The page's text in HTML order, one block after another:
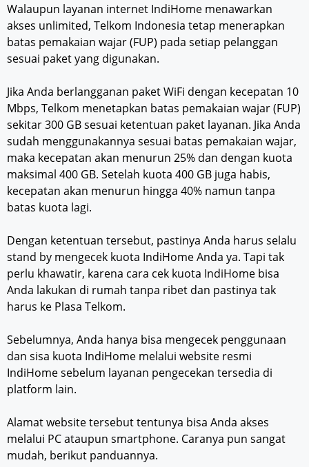
Walaupun layanan internet IndiHome menawarkan
akses unlimited, Telkom Indonesia tetap menerapkan
batas pemakaian wajar (FUP) pada setiap pelanggan
sesuai paket yang digunakan.
Jika Anda berlangganan paket WiFi dengan kecepatan 10
Mbps, Telkom menetapkan batas pemakaian wajar (FUP)
sekitar 300 GB sesuai ketentuan paket layanan. Jika Anda
sudah menggunakannya sesuai batas pemakaian wajar,
maka kecepatan akan menurun 25% dan dengan kuota
maksimal 400 GB. Setelah kuota 400 GB juga habis,
kecepatan akan menurun hingga 40% namun tanpa
batas kuota lagi.
Dengan ketentuan tersebut, pastinya Anda harus selalu
stand by mengecek kuota IndiHome Anda ya. Tapi tak
perlu khawatir, karena cara cek kuota IndiHome bisa
Anda lakukan di rumah tanpa ribet dan pastinya tak
harus ke Plasa Telkom.
Sebelumnya, Anda hanya bisa mengecek penggunaan
dan sisa kuota IndiHome melalui website resmi
IndiHome sebelum layanan pengecekan tersedia di
platform lain.
Alamat website tersebut tentunya bisa Anda akses
melalui PC ataupun smartphone. Caranya pun sangat
mudah, berikut panduannya.